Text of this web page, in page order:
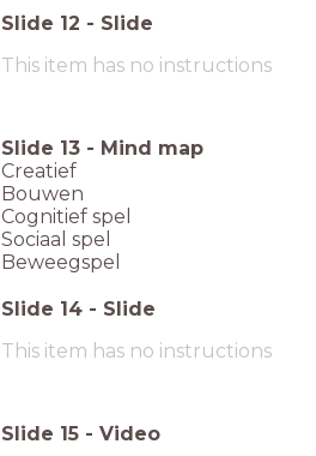
Slide 12 - Slide
This item has no instructions
Slide 13 - Mind map
Creatief
Bouwen
Cognitief spel
Sociaal spel
Beweegspel
Slide 14 - Slide
This item has no instructions
Slide 15 - Video